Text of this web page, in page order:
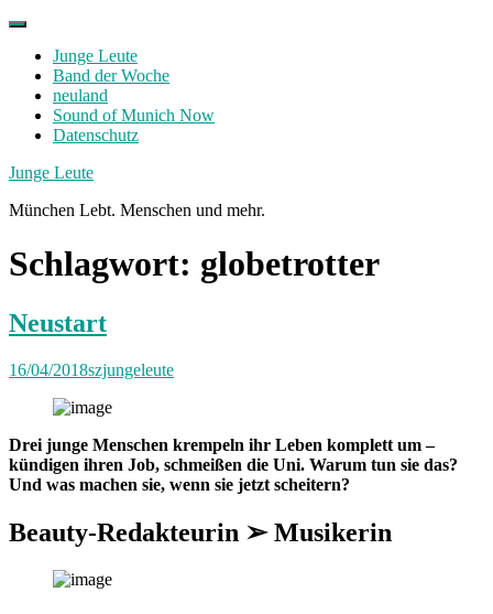
Skip
contentJunge Leute
Band der Woche
neuland
Sound of Munich Now
Datenschutz
Facebook
Twitter
Instagram
Junge Leute
München Lebt. Menschen und mehr.
Schlagwort: globetrotter
Neustart
16/04/2018szjungeleute
Drei junge Menschen krempeln ihr Leben komplett um –
kündigen ihren Job, schmeißen die Uni. Warum tun sie das?
Und was machen sie, wenn sie jetzt scheitern?
Beauty-Redakteurin ➢ Musikerin